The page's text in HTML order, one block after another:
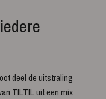
deel de uitstraling
TILTIL uit een mix